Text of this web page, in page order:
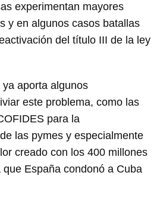
experimentan mayores
y en algunos casos batallas
del título III de la ley
aporta algunos
este problema, como las
para la
las pymes y especialmente
creado con los 400 millones
España condonó a Cuba